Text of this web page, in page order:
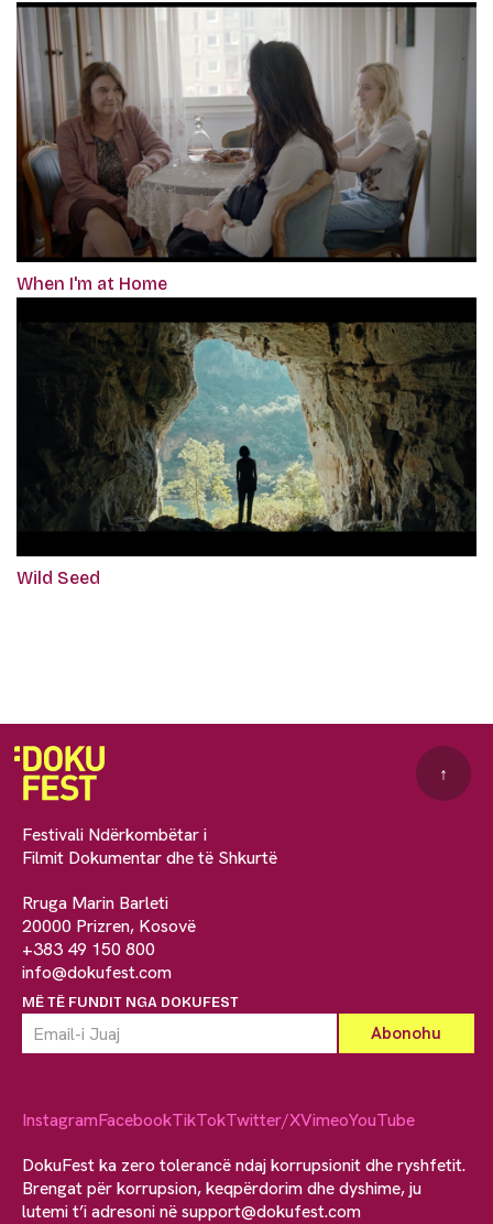
When I'm at Home
Wild Seed
Festivali Ndërkombëtar i
Filmit Dokumentar dhe të Shkurtë
Rruga Marin Barleti
20000 Prizren, Kosovë
+383 49 150 800
info@dokufest.com
MË TË FUNDIT NGA DOKUFEST
↑
InstagramFacebookTikTokTwitter/XVimeoYouTube
DokuFest ka zero tolerancë ndaj korrupsionit dhe ryshfetit.
Brengat për korrupsion, keqpërdorim dhe dyshime, ju
lutemi t’i adresoni nësupport@dokufest.com